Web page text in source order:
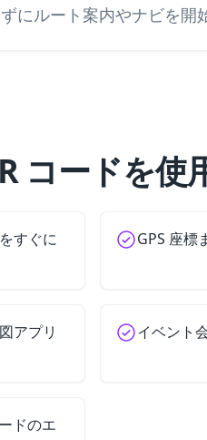
にルート案内やナビを開
コードを使
すぐに
GPS 座標
アプリ
イベント
ドのエ